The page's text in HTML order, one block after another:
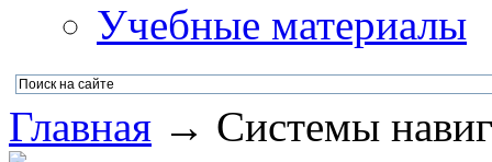
Учебные материалы
Главная → Системы